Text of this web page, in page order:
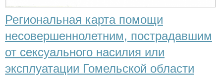
Региональная карта помощи
несовершеннолетним, пострадавшим
от сексуального насилия или
эксплуатации Гомельской области